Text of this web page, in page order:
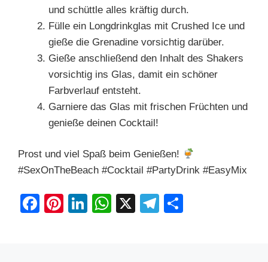
und schüttle alles kräftig durch.
Fülle ein Longdrinkglas mit Crushed Ice und
gieße die Grenadine vorsichtig darüber.
Gieße anschließend den Inhalt des Shakers
vorsichtig ins Glas, damit ein schöner
Farbverlauf entsteht.
Garniere das Glas mit frischen Früchten und
genieße deinen Cocktail!
Prost und viel Spaß beim Genießen!
#SexOnTheBeach #Cocktail #PartyDrink #EasyMix
F
Pi
Li
W
X
T